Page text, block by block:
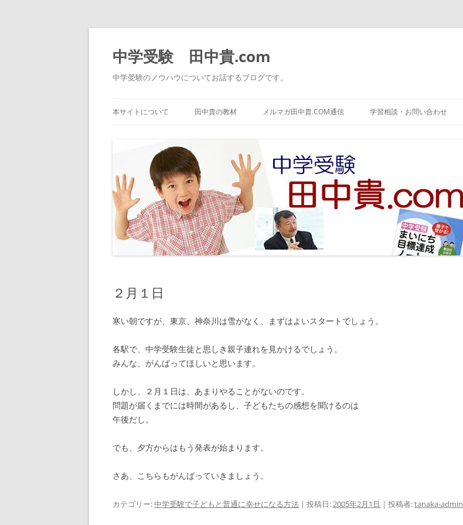
中学受験 田中貴.com
中学受験のノウハウについてお話するブログです。
ン
テ
本サイトについて 田中貴の教材 メルマガ田中貴.COM通信 学習相談・お問い合わせ
２月１日
寒い朝ですが、東京、神奈川は雪がなく、まずはよいスタートでしょう。
各駅で、中学受験生徒と思しき親子連れを見かけるでしょう。
みんな、がんばってほしいと思います。
しかし、２月１日は、あまりやることがないのです。
問題が届くまでには時間があるし、子どもたちの感想を聞けるのは
午後だし。
でも、夕方からはもう発表が始まります。
さあ、こちらもがんばっていきましょう。
カテゴリー:中学受験で子どもと普通に幸せになる方法 | 投稿日:2005年2月1日 | 投稿者:tanaka-admin